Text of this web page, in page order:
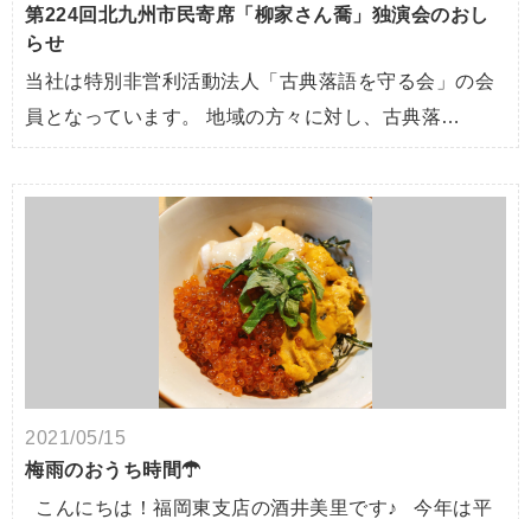
第224回北九州市民寄席「柳家さん喬」独演会のおし
らせ
当社は特別非営利活動法人「古典落語を守る会」の会
員となっています。 地域の方々に対し、古典落…
2021/05/15
梅雨のおうち時間☂
こんにちは！福岡東支店の酒井美里です♪ 今年は平